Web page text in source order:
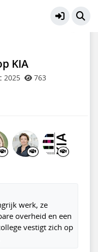
KIA
2025 763
werk, ze
overheid en een
vestigt zich op